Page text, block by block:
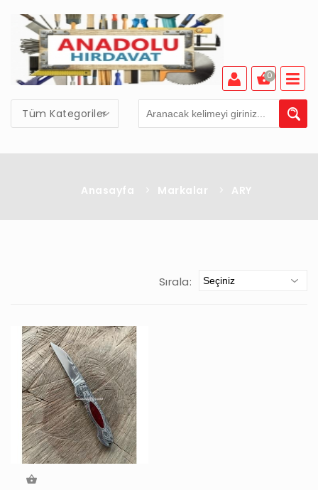
Tüm Kategoriler
0
Anasayfa > Markalar > ARY
Sırala: